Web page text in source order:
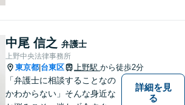
中尾 信之 弁護士
上野中央法律事務所
東京都 台東区 上野駅 から徒歩2分
「弁護士に相談することなの
かわからない」そんな身近な
詳細を見
る